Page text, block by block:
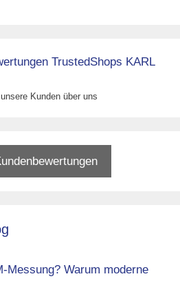
Kunden über uns
Messung? Warum moderne